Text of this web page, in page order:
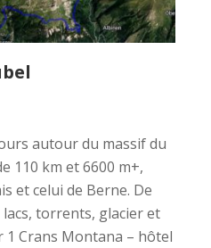
autour du massif du
110 km et 6600 m+,
et celui de Berne. De
torrents, glacier et
1 Crans Montana – hôtel